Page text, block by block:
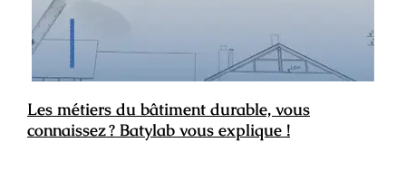
Les métiers du bâtiment durable, vous
connaissez ? Batylab vous explique !